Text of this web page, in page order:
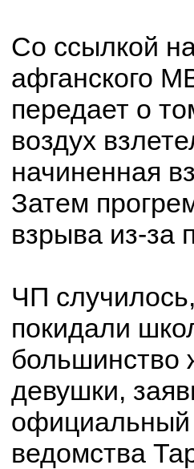
Со ссылкой
афганского
передает о
воздух
начиненная
Затем
взрыва из-за
ЧП
покидали
большинство
девушки,
официальный
ведомства